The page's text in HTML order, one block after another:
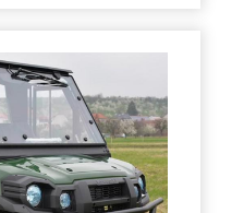
Roof Panel
Panel
Set
Set (accessory
MULE
Doors with